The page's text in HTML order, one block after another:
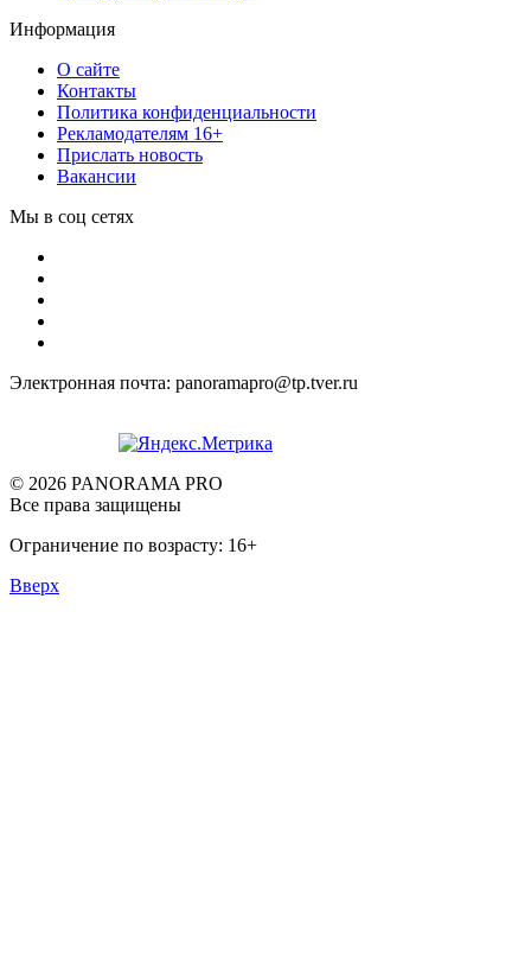
Информация
О сайте
Контакты
Политика конфиденциальности
Рекламодателям 16+
Прислать новость
Вакансии
Мы в соц сетях
Электронная почта: panoramapro@tp.tver.ru
© 2026 PANORAMA PRO
Все права защищены
Ограничение по возрасту: 16+
Вверх